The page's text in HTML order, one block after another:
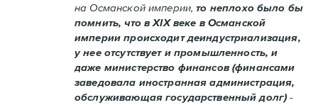
на Османской империи,то неплохо было бы
помнить, что в XIX веке в Османской
империи происходит деиндустриализация,
у нее отсутствует и промышленность, и
даже министерство финансов (финансами
заведовала иностранная администрация,
обслуживающая государственный долг)-